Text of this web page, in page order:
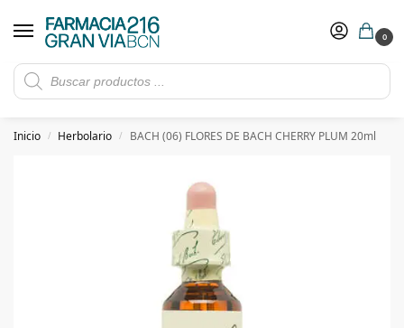
0
Rebajas de verano hasta -30%
​ 5€ de descuento con el cupón 5GRANVIA (compras superiores a 150€)
Inicio / Herbolario / BACH (06) FLORES DE BACH CHERRY PLUM 20ml